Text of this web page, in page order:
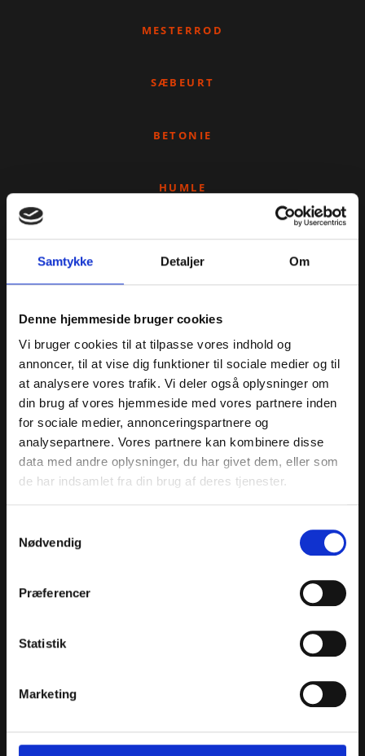
Samtykke Detaljer Om
Denne hjemmeside bruger cookies
Vi bruger cookies til at tilpasse vores indhold og
annoncer, til at vise dig funktioner til sociale medier og til
at analysere vores trafik. Vi deler også oplysninger om
din brug af vores hjemmeside med vores partnere inden
for sociale medier, annonceringspartnere og
analysepartnere. Vores partnere kan kombinere disse
data med andre oplysninger, du har givet dem, eller som
de har indsamlet fra din brug af deres tjenester.
Nødvendig
Præferencer
Statistik
Marketing
MESTERROD
SÆBEURT
BETONIE
HUMLE
MORGENFRUE
BITTERSØD NATSKYGGE
HVID ANEMONE
NIKKENDE FUGLEMÆLK